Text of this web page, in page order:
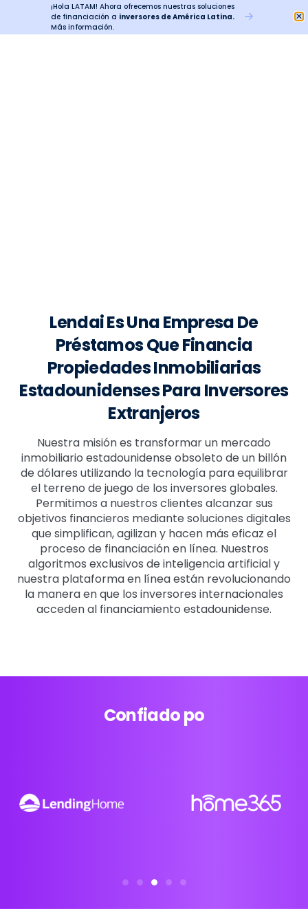
Lendai Es Una Empresa De
Préstamos Que Financia
Propiedades Inmobiliarias
Estadounidenses Para Inversores
Extranjeros
Nuestra misión es transformar un mercado
inmobiliario estadounidense obsoleto de un billón
de dólares utilizando la tecnología para equilibrar
el terreno de juego de los inversores globales.
Permitimos a nuestros clientes alcanzar sus
objetivos financieros mediante soluciones digitales
que simplifican, agilizan y hacen más eficaz el
proceso de financiación en línea. Nuestros
algoritmos exclusivos de inteligencia artificial y
nuestra plataforma en línea están revolucionando
la manera en que los inversores internacionales
acceden al financiamiento estadounidense.
Confiado po
¡Hola LATAM! Ahora ofrecemos nuestras soluciones
de financiación a inversores de América Latina.
Más información.